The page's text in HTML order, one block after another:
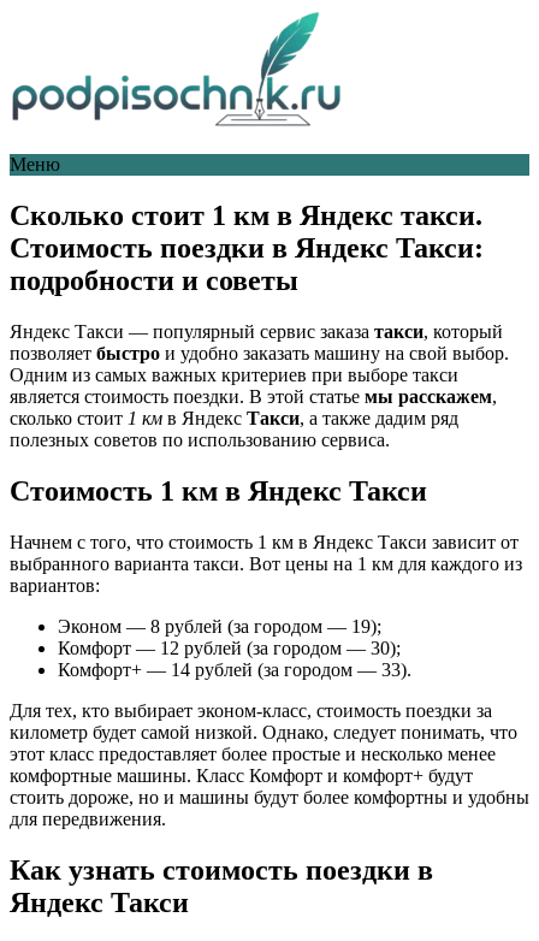
Меню
Сколько стоит 1 км в Яндекс такси.
Стоимость поездки в Яндекс Такси:
подробности и советы
Яндекс Такси — популярный сервис заказа такси, который
позволяет быстро и удобно заказать машину на свой выбор.
Одним из самых важных критериев при выборе такси
является стоимость поездки. В этой статье мы расскажем,
сколько стоит 1 км в Яндекс Такси, а также дадим ряд
полезных советов по использованию сервиса.
Стоимость 1 км в Яндекс Такси
Начнем с того, что стоимость 1 км в Яндекс Такси зависит от
выбранного варианта такси. Вот цены на 1 км для каждого из
вариантов:
Эконом — 8 рублей (за городом — 19);
Комфорт — 12 рублей (за городом — 30);
Комфорт+ — 14 рублей (за городом — 33).
Для тех, кто выбирает эконом-класс, стоимость поездки за
километр будет самой низкой. Однако, следует понимать, что
этот класс предоставляет более простые и несколько менее
комфортные машины. Класс Комфорт и комфорт+ будут
стоить дороже, но и машины будут более комфортны и удобны
для передвижения.
Как узнать стоимость поездки в
Яндекс Такси